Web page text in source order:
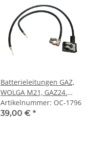
Batterieleitungen GAZ,
WOLGA M21, GAZ24.
Schwarz.
Artikelnummer: OC-1796
39,00 € *